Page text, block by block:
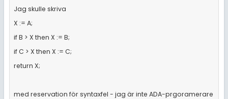
Jag skulle skriva
X := A;
if B > X then X := B;
if C > X then X := C;
return X;
med reservation för syntaxfel - jag är inte ADA-prgoramerare